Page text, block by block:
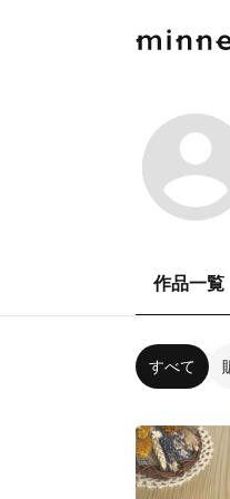
作品一覧
すべて